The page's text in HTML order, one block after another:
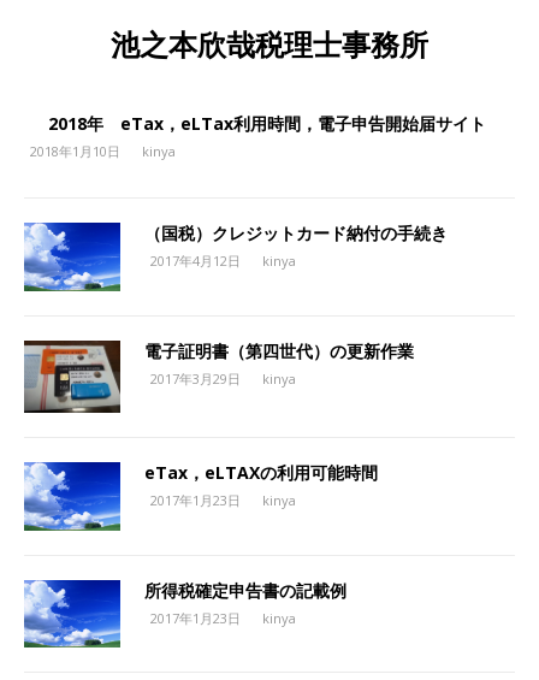
池之本欣哉税理士事務所
2018年 eTax，eLTax利用時間，電子申告開始届サイト
2018年1月10日 kinya
（国税）クレジットカード納付の手続き
2017年4月12日 kinya
電子証明書（第四世代）の更新作業
2017年3月29日 kinya
eTax，eLTAXの利用可能時間
2017年1月23日 kinya
所得税確定申告書の記載例
2017年1月23日 kinya